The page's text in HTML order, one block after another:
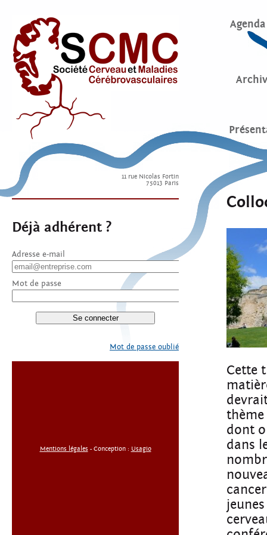
Agenda
11 rue Nicolas Fortin
75013 Paris
Déjà adhérent ?
Adresse e-mail
Mot de passe
Mot de passe oublié
Mentions légales - Conception : Usagio
Cette
dont
dans